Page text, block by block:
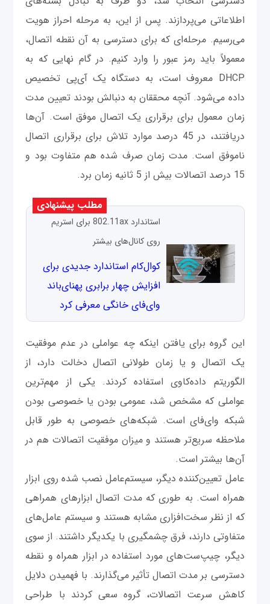
اطلاعاتی می‌پردازند. پس از این، به مرحله احراز هویت
می‌رسیم. مرحله‌ای که برای دسترسی به آن نقطه اتصال،
معمولاً باید رمز عبور را وارد کنیم. در گام نهایی که به
DHCP معروف است، به دستگاه یک آی‌پی تخصیص
داده می‌شود. آنچه محققان به دنبالش بودند تعیین مدت
زمان معمول برای برقراری یک اتصال موفق است. آن‌ها
دریافتند، در 45 درصد موارد تلاش برای برقراری اتصال
ناموفق است. مدت زمان صرف شده هم متفاوت بود و
15 درصد اتصالات بیش از 5 ثانیه زمان برد.
مطلب پیشنهادی
استاندارد 802.11ax برای استریم
روی کانال‌های بیشتر
کوال‌کام استاندارد جدیدی برای
افزایش چهار برابری پهنای‌باند
وای‌فای خانگی معرفی کرد
این گروه برای یافتن اینکه چه عواملی در عدم موفقیت
یک اتصال و یا زمان طولانی اتصال دخالت دارد، از
الگوریتم داده‌کاوی استفاده کردند. یکی از مهم‌ترین
عواملی که مشخص شد، عمومی بودن یا خصوصی بودن
شبکه وای‌فای است. شبکه‌های خصوصی به طور قابل
ملاحظه‌ سریع‌تر هستند و میزان موفقیت اتصالات هم در
آن‌ها بیشتر است.
عامل تعیین‌کننده دیگر، سیستم‌عامل نصب شده روی ابزار
همراه است. به طوری که مدت اتصال ابزارهای همراهی
که از نظر سخت‌افزاری مشابه هستند و سیستم عامل‌های
متفاوتی دارند، فرق چشمگیری با یکدیگر داشتند. از سوی
دیگر، چیپ‌ست‌های مورد استفاده در ابزار همراه و نقطه
دسترسی بر مدت اتصال تأثیر می‌گذارند. با فهمیدن دلایل
کاهش سرعت اتصالات، گروه سعی کردند با طراحی